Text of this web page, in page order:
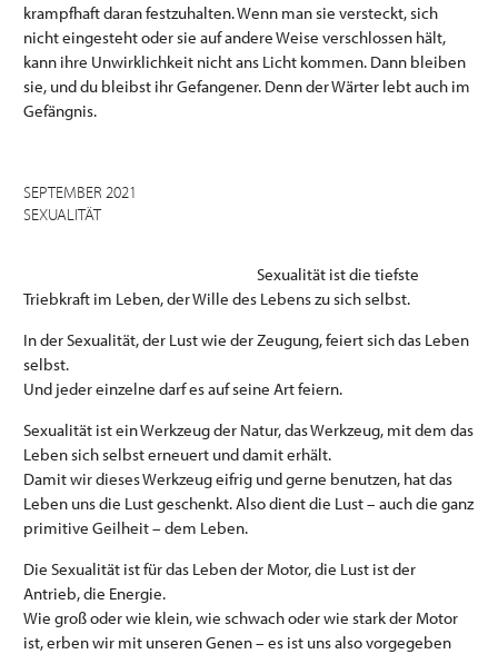
krampfhaft daran festzuhalten. Wenn man sie versteckt, sich
nicht eingesteht oder sie auf andere Weise verschlossen hält,
kann ihre Unwirklichkeit nicht ans Licht kommen. Dann bleiben
sie, und du bleibst ihr Gefangener. Denn der Wärter lebt auch im
Gefängnis.
SEPTEMBER 2021
SEXUALITÄT
Sexualität ist die tiefste
Triebkraft im Leben, der Wille des Lebens zu sich selbst.
In der Sexualität, der Lust wie der Zeugung, feiert sich das Leben
selbst.
Und jeder einzelne darf es auf seine Art feiern.
Sexualität ist ein Werkzeug der Natur, das Werkzeug, mit dem das
Leben sich selbst erneuert und damit erhält.
Damit wir dieses Werkzeug eifrig und gerne benutzen, hat das
Leben uns die Lust geschenkt. Also dient die Lust – auch die ganz
primitive Geilheit – dem Leben.
Die Sexualität ist für das Leben der Motor, die Lust ist der
Antrieb, die Energie.
Wie groß oder wie klein, wie schwach oder wie stark der Motor
ist, erben wir mit unseren Genen – es ist uns also vorgegeben